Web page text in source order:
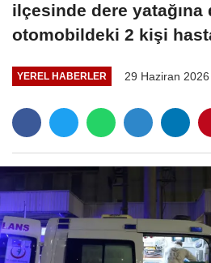
ilçesinde dere yatağına
otomobildeki 2 kişi
YEREL HABERLER 29 Haziran